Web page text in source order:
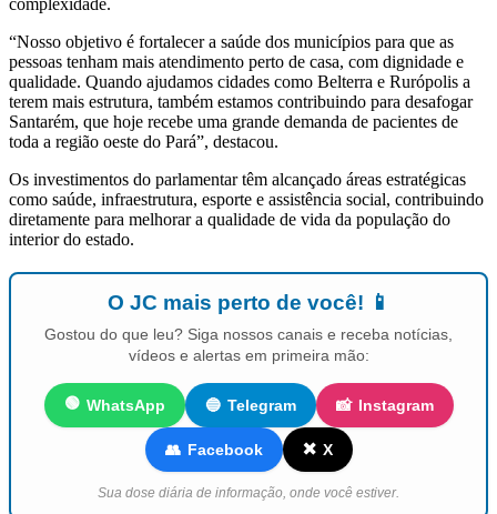
complexidade.
“Nosso objetivo é fortalecer a saúde dos municípios para que as
pessoas tenham mais atendimento perto de casa, com dignidade e
qualidade. Quando ajudamos cidades como Belterra e Rurópolis a
terem mais estrutura, também estamos contribuindo para desafogar
Santarém, que hoje recebe uma grande demanda de pacientes de
toda a região oeste do Pará”, destacou.
Os investimentos do parlamentar têm alcançado áreas estratégicas
como saúde, infraestrutura, esporte e assistência social, contribuindo
diretamente para melhorar a qualidade de vida da população do
interior do estado.
O JC mais perto de você! 📱
Gostou do que leu? Siga nossos canais e receba notícias,
vídeos e alertas em primeira mão:
🟢 WhatsApp 🔵 Telegram 📸 Instagram
👥 Facebook ✖️ X
Sua dose diária de informação, onde você estiver.